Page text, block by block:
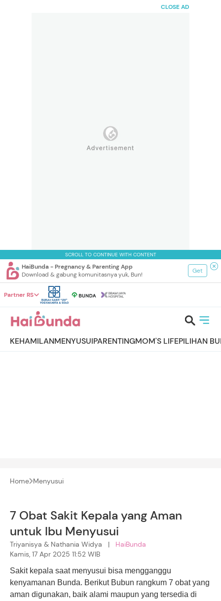
CLOSE AD
SCROLL TO CONTINUE WITH CONTENT
HaiBunda - Pregnancy & Parenting App
Download & gabung komunitasnya yuk, Bun!
Get
Partner RS
KEHAMILANMENYUSUIPARENTINGMOM'S LIFEPILIHAN
Home Menyusui
7 Obat Sakit Kepala yang Aman
untuk Ibu Menyusui
Triyanisya & Nathania Widya | HaiBunda
Kamis, 17 Apr 2025 11:52 WIB
Sakit kepala saat menyusui bisa mengganggu
kenyamanan Bunda. Berikut Bubun rangkum 7 obat yang
aman digunakan, baik alami maupun yang tersedia di